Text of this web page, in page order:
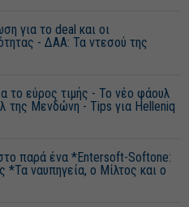
για το deal και οι
- ΔΑΑ: Τα ντεσού της
το εύρος τιμής - Το νέο φάουλ
της Μενδώνη - Tips για Helleniq
παρά ένα *Entersoft-Softone:
ναυπηγεία, ο Μίλτος και ο